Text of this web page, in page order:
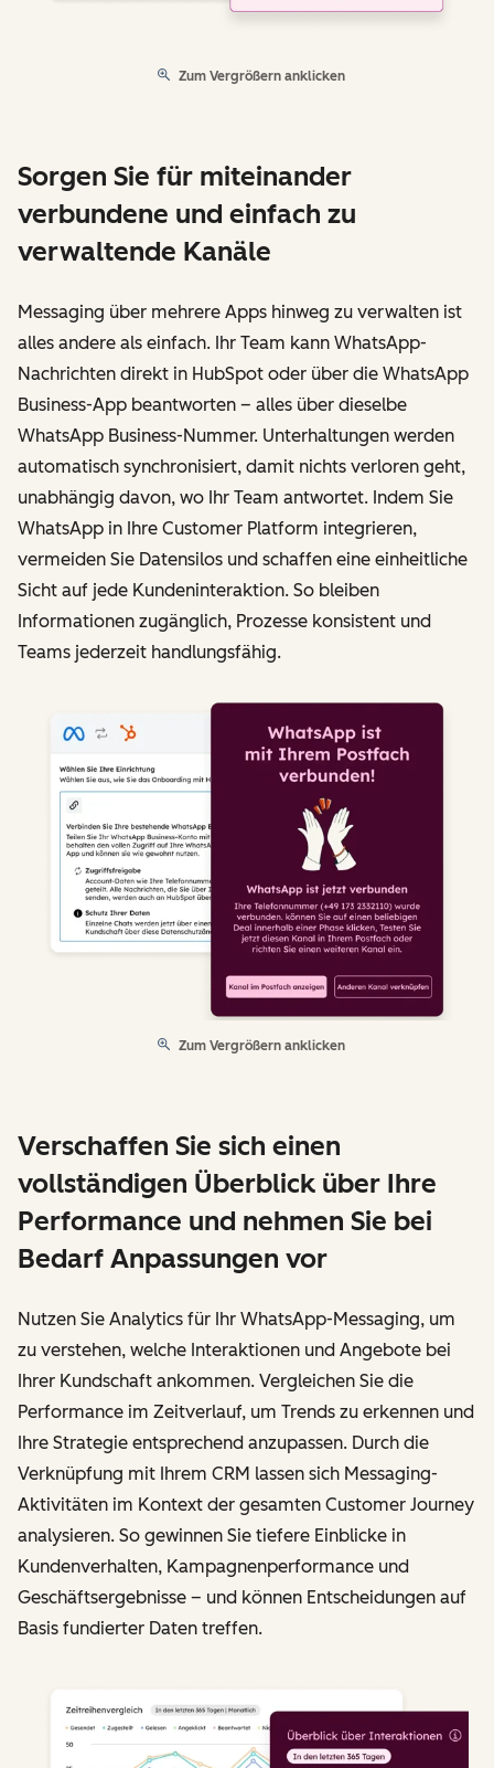
Zum Vergrößern anklicken
Sorgen Sie für miteinander
verbundene und einfach zu
verwaltende Kanäle
Messaging über mehrere Apps hinweg zu verwalten ist
alles andere als einfach. Ihr Team kann WhatsApp-
Nachrichten direkt in HubSpot oder über die WhatsApp
Business-App beantworten – alles über dieselbe
WhatsApp Business-Nummer. Unterhaltungen werden
automatisch synchronisiert, damit nichts verloren geht,
unabhängig davon, wo Ihr Team antwortet. Indem Sie
WhatsApp in Ihre Customer Platform integrieren,
vermeiden Sie Datensilos und schaffen eine einheitliche
Sicht auf jede Kundeninteraktion. So bleiben
Informationen zugänglich, Prozesse konsistent und
Teams jederzeit handlungsfähig.
Zum Vergrößern anklicken
Verschaffen Sie sich einen
vollständigen Überblick über Ihre
Performance und nehmen Sie bei
Bedarf Anpassungen vor
Nutzen Sie Analytics für Ihr WhatsApp-Messaging, um
zu verstehen, welche Interaktionen und Angebote bei
Ihrer Kundschaft ankommen. Vergleichen Sie die
Performance im Zeitverlauf, um Trends zu erkennen und
Ihre Strategie entsprechend anzupassen. Durch die
Verknüpfung mit Ihrem CRM lassen sich Messaging-
Aktivitäten im Kontext der gesamten Customer Journey
analysieren. So gewinnen Sie tiefere Einblicke in
Kundenverhalten, Kampagnenperformance und
Geschäftsergebnisse – und können Entscheidungen auf
Basis fundierter Daten treffen.